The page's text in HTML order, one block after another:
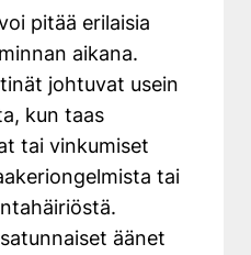
pitää erilaisia
aikana.
johtuvat usein
kun taas
tai vinkumiset
tai
äänet